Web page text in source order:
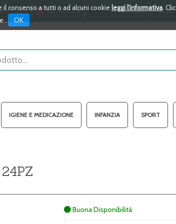
consenso a tutti o ad alcuni cookie leggi l'informativa.
.
OK
INSTAGRAM ACCEDI
IGIENE E MEDICAZIONE INFANZIA SPORT
Buona Disponibilità